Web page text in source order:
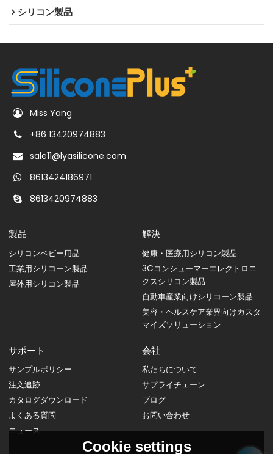
シリコン製品
Miss Yang
+86 13420974883
sale11@lyasilicone.com
8613424186971
8613420974883
製品
シリコンベビー用品
工業用シリコーン製品
屋外用シリコン製品
解決
健康・医療用シリコン製品
3Cコンシューマーエレクトロニ
クスシリコン製品
自動車産業向けシリコーン製品
美容・ヘルスケア業界向けカスタ
マイズソリューション
サポート
サンプルポリシー
注文追跡
カタログダウンロード
よくある質問
ニュース
会社
私たちについて
サプライチェーン
ブログ
お問い合わせ
Cookie settings